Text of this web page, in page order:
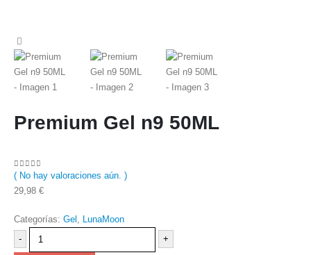
Premium Gel n9 50ML
0 out of 5
( No hay valoraciones aún. )
29,98 €
Categorías: Gel
LunaMoon
-
+